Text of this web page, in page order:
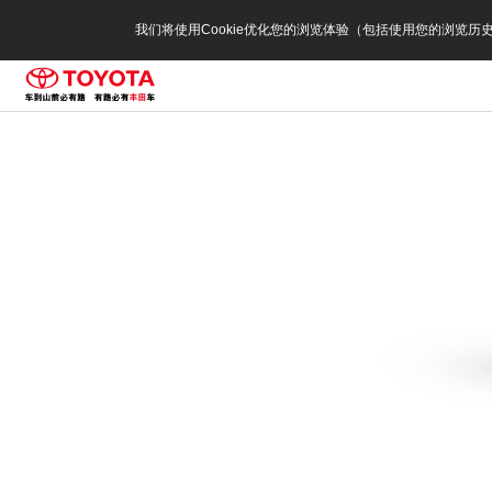
我们将使用Cookie优化您的浏览体验（包括使用您的浏览历